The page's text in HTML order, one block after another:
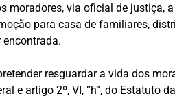
moradores, via oficial de
para casa de familiares,
resguardar a vida dos
e artigo 2º, VI, “h”, do Estatuto